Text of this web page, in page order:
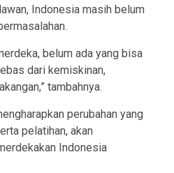
Indonesia masih belum
belum ada yang bisa
dari kemiskinan,
tambahnya.
perubahan yang
pelatihan, akan
Indonesia